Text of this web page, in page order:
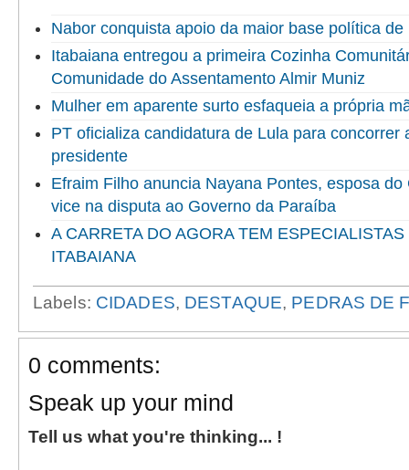
Nabor conquista apoio da maior base política de
Itabaiana entregou a primeira Cozinha
Comunidade do Assentamento Almir Muniz
Mulher em aparente surto esfaqueia a própria
PT oficializa candidatura de Lula para concorrer
presidente
Efraim Filho anuncia Nayana Pontes, esposa
vice na disputa ao Governo da Paraíba
A CARRETA DO AGORA TEM
ITABAIANA
Labels: CIDADES, DESTAQUE, PEDRAS DE
0 comments:
Speak up your mind
Tell us what you're thinking... !